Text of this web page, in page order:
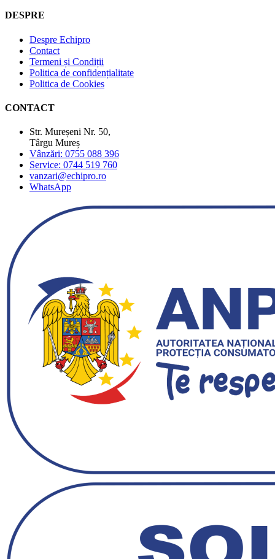
DESPRE
Despre Echipro
Contact
Termeni și Condiții
Politica de confidențialitate
Politica de Cookies
CONTACT
Str. Mureșeni Nr. 50,
Târgu Mureș
Vânzări: 0755 088 396
Service: 0744 519 760
vanzari@echipro.ro
WhatsApp